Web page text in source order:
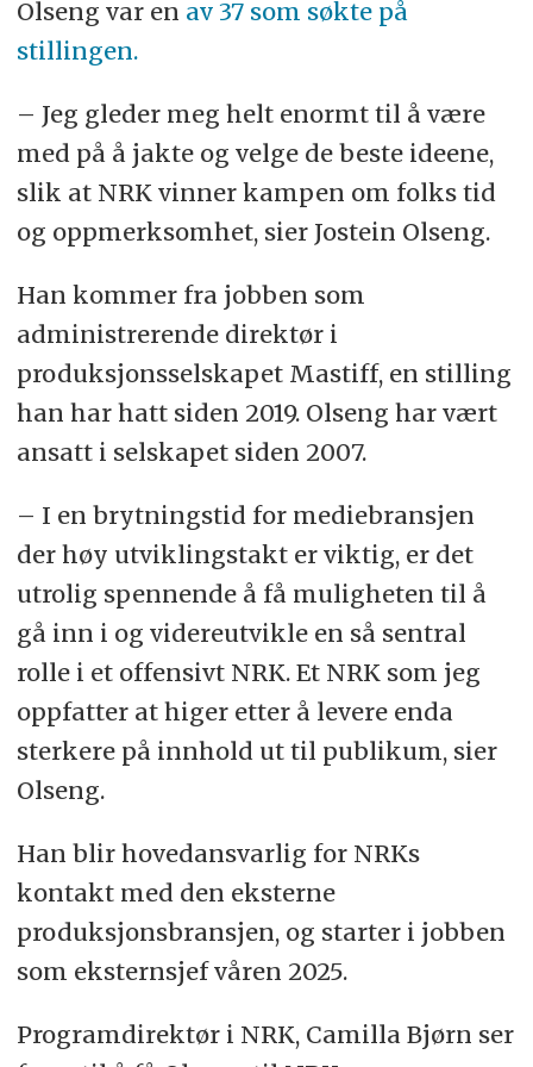
Olseng var en av 37 som søkte på
stillingen.
– Jeg gleder meg helt enormt til å være
med på å jakte og velge de beste ideene,
slik at NRK vinner kampen om folks tid
og oppmerksomhet, sier Jostein Olseng.
Han kommer fra jobben som
administrerende direktør i
produksjonsselskapet Mastiff, en stilling
han har hatt siden 2019. Olseng har vært
ansatt i selskapet siden 2007.
– I en brytningstid for mediebransjen
der høy utviklingstakt er viktig, er det
utrolig spennende å få muligheten til å
gå inn i og videreutvikle en så sentral
rolle i et offensivt NRK. Et NRK som jeg
oppfatter at higer etter å levere enda
sterkere på innhold ut til publikum, sier
Olseng.
Han blir hovedansvarlig for NRKs
kontakt med den eksterne
produksjonsbransjen, og starter i jobben
som eksternsjef våren 2025.
Programdirektør i NRK, Camilla Bjørn ser